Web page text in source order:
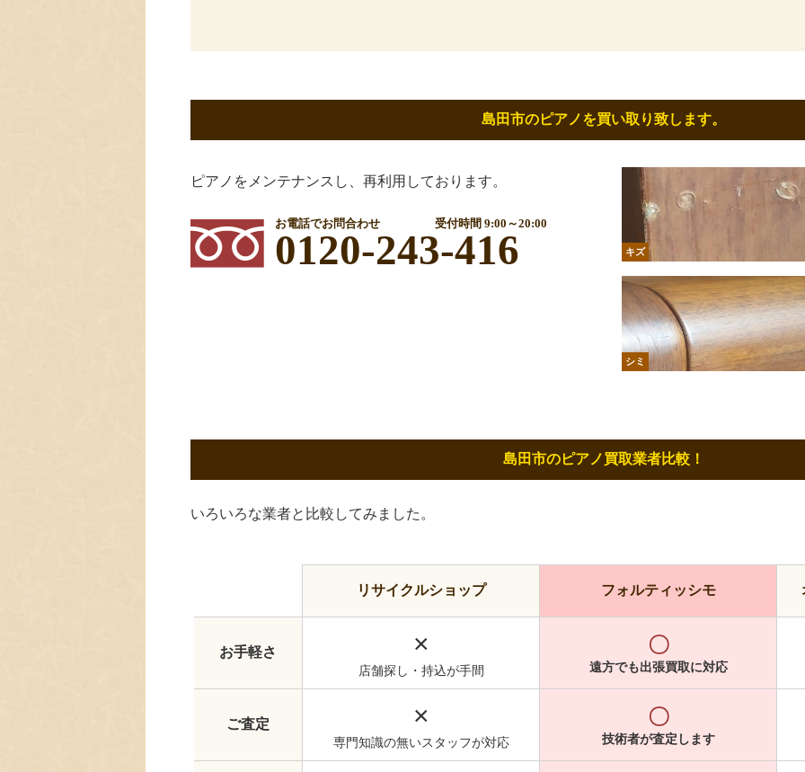
島田市のピアノを買い取り致します。
ピアノをメンテナンスし、再利用しております。
お電話でお問合わせ 受付時間 9:00～20:00
0120-243-416 キズ
シミ
島田市のピアノ買取業者比較！
いろいろな業者と比較してみました。
リサイクルショップ フォルティッシモ
お手軽さ ×
店舗探し・持込が手間
〇
遠方でも出張買取に対応
ご査定 ×
専門知識の無いスタッフが対応
〇
技術者が査定します